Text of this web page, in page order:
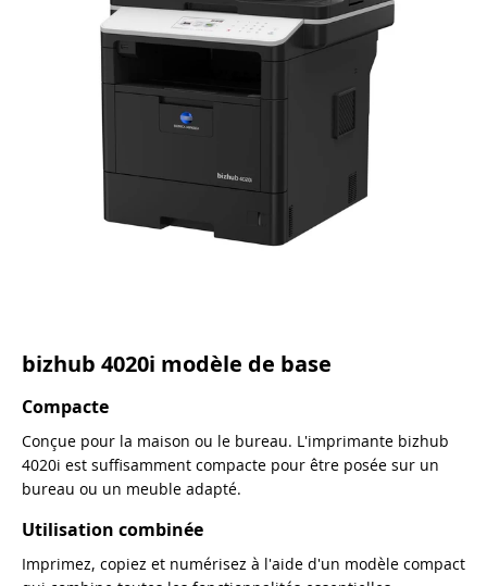
bizhub 4020i modèle de base
Compacte
Conçue pour la maison ou le bureau. L'imprimante bizhub
4020i est suffisamment compacte pour être posée sur un
bureau ou un meuble adapté.
Utilisation combinée
Imprimez, copiez et numérisez à l'aide d'un modèle compact